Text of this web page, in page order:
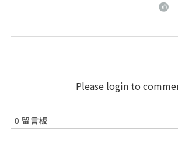
Please login to
0 留言板